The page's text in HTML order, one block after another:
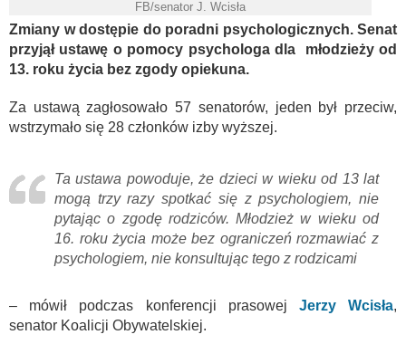
FB/senator J. Wcisła
Zmiany w dostępie do poradni psychologicznych. Senat
przyjął ustawę o pomocy psychologa dla młodzieży od
13. roku życia bez zgody opiekuna.
Za ustawą zagłosowało 57 senatorów, jeden był przeciw,
wstrzymało się 28 członków izby wyższej.
Ta ustawa powoduje, że dzieci w wieku od 13 lat
mogą trzy razy spotkać się z psychologiem, nie
pytając o zgodę rodziców. Młodzież w wieku od
16. roku życia może bez ograniczeń rozmawiać z
psychologiem, nie konsultując tego z rodzicami
– mówił podczas konferencji prasowej Jerzy Wcisła,
senator Koalicji Obywatelskiej.